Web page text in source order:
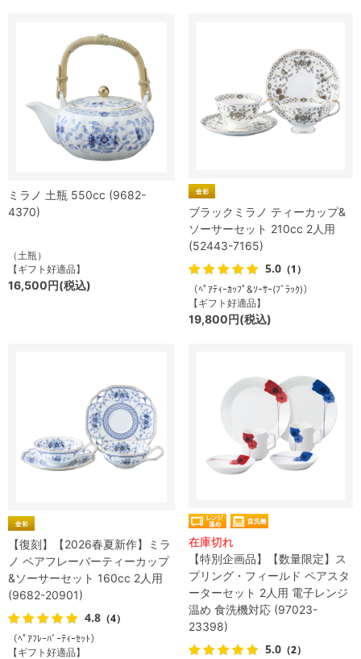
ミラノ 土瓶 550cc (9682-
4370)
（土瓶）
【ギフト好適品】
16,500円(税込)
ブラックミラノ ティーカップ&
ソーサーセット 210cc 2人用
(52443-7165)
5.0 （1）
（ﾍﾟｱﾃｨｰｶｯﾌﾟ&ｿｰｻｰ(ﾌﾞﾗｯｸ)）
【ギフト好適品】
19,800円(税込)
【復刻】【2026春夏新作】ミラ
ノ ペアフレーバーティーカップ
&ソーサーセット 160cc 2人用
(9682-20901)
4.8 （4）
（ﾍﾟｱﾌﾚｰﾊﾞｰﾃｨｰｾｯﾄ）
【ギフト好適品】
在庫切れ
【特別企画品】【数量限定】ス
プリング・フィールド ペアスタ
ーターセット 2人用 電子レンジ
温め 食洗機対応 (97023-
23398)
5.0 （2）